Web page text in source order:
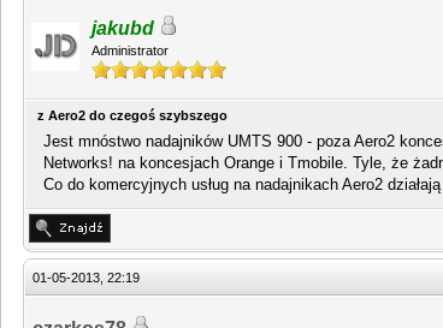
jakubd
Administrator
z Aero2 do czegoś szybszego
Jest mnóstwo nadajników UMTS 900 - poza Aero2
Networks! na koncesjach Orange i Tmobile. Tyle, że
Co do komercyjnych usług na nadajnikach Aero2
01-05-2013, 22:19